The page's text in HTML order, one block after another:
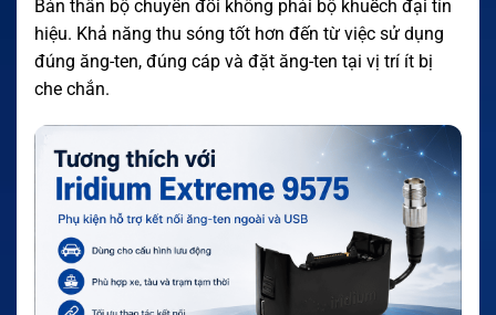
Bản thân bộ chuyển đổi không phải bộ khuếch đại tín
hiệu. Khả năng thu sóng tốt hơn đến từ việc sử dụng
đúng ăng-ten, đúng cáp và đặt ăng-ten tại vị trí ít bị
che chắn.